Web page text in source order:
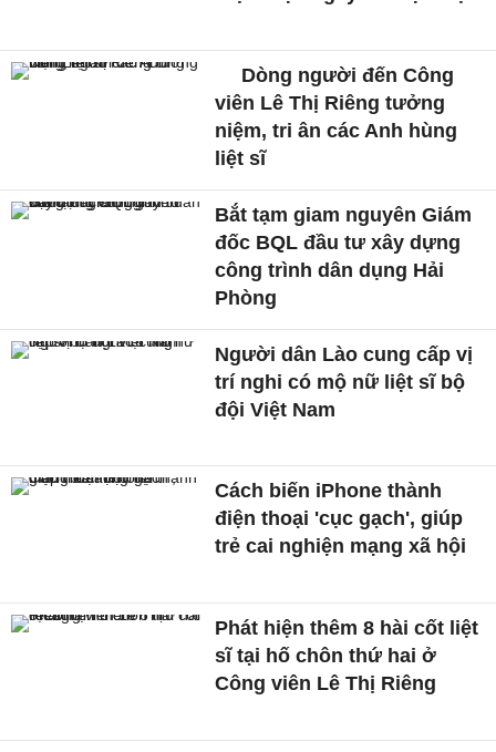
Dòng người đến Công
viên Lê Thị Riêng tưởng
niệm, tri ân các Anh hùng
liệt sĩ
Bắt tạm giam nguyên Giám
đốc BQL đầu tư xây dựng
công trình dân dụng Hải
Phòng
Người dân Lào cung cấp vị
trí nghi có mộ nữ liệt sĩ bộ
đội Việt Nam
Cách biến iPhone thành
điện thoại 'cục gạch', giúp
trẻ cai nghiện mạng xã hội
Phát hiện thêm 8 hài cốt liệt
sĩ tại hố chôn thứ hai ở
Công viên Lê Thị Riêng